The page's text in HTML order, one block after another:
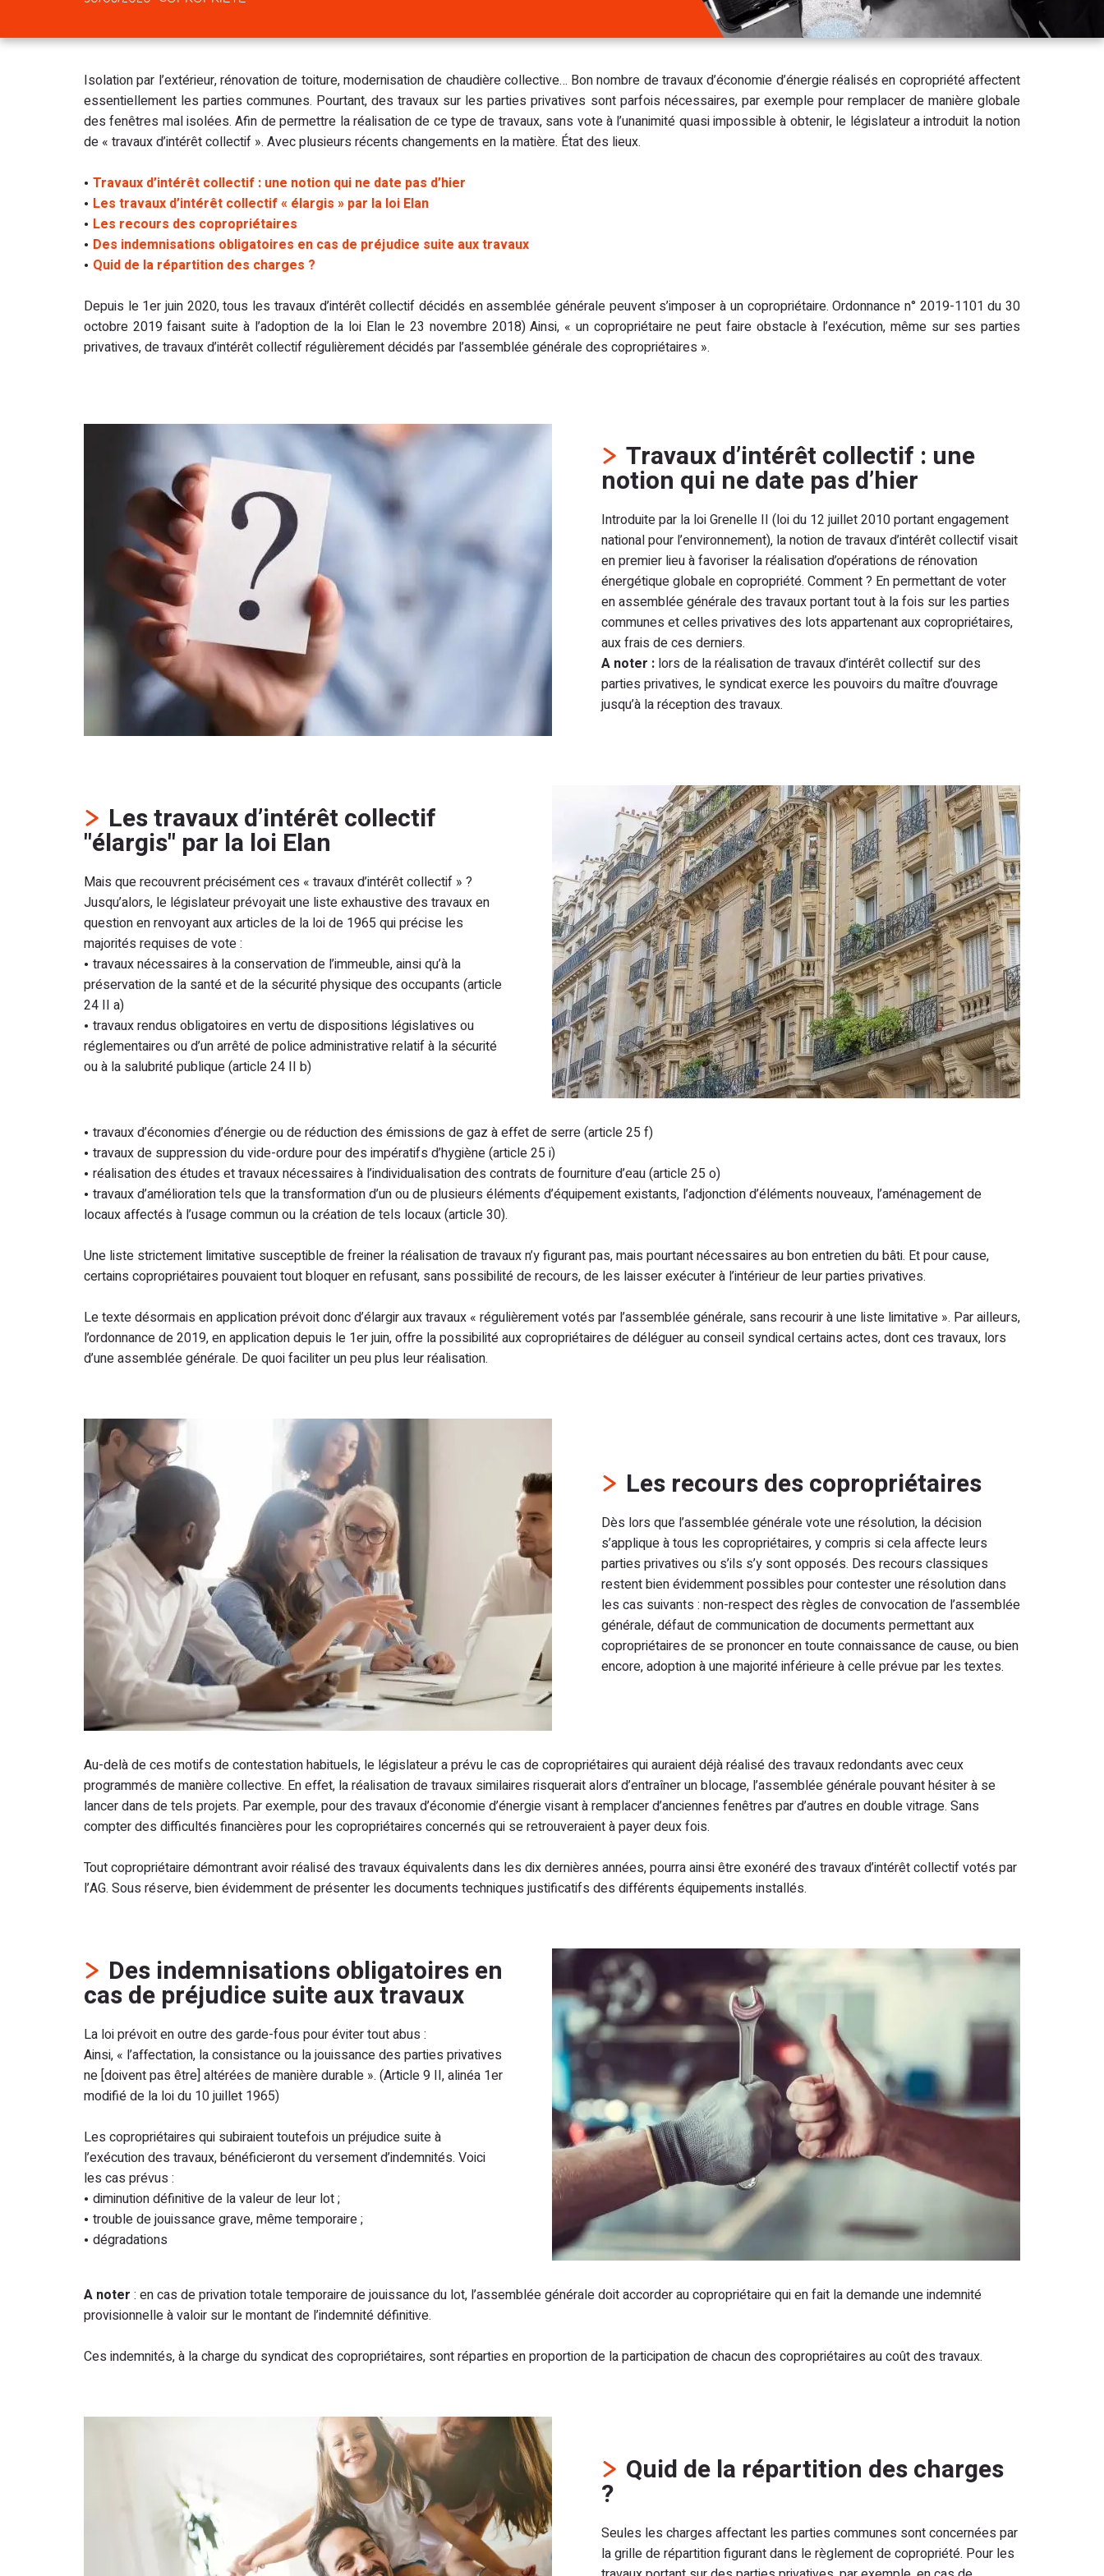
Isolation par l’extérieur, rénovation de toiture, modernisation de chaudière collective… Bon nombre de travaux d’économie d’énergie réalisés en copropriété affectent
essentiellement les parties communes. Pourtant, des travaux sur les parties privatives sont parfois nécessaires, par exemple pour remplacer de manière globale
des fenêtres mal isolées. Afin de permettre la réalisation de ce type de travaux, sans vote à l’unanimité quasi impossible à obtenir, le législateur a introduit la notion
de « travaux d’intérêt collectif ». Avec plusieurs récents changements en la matière. État des lieux.
Travaux d’intérêt collectif : une notion qui ne date pas d’hier
Les travaux d’intérêt collectif « élargis » par la loi Elan
Les recours des copropriétaires
Des indemnisations obligatoires en cas de préjudice suite aux travaux
Quid de la répartition des charges ?
Depuis le 1er juin 2020, tous les travaux d’intérêt collectif décidés en assemblée générale peuvent s’imposer à un copropriétaire. Ordonnance n° 2019-1101 du 30
octobre 2019 faisant suite à l’adoption de la loi Elan le 23 novembre 2018) Ainsi, « un copropriétaire ne peut faire obstacle à l’exécution, même sur ses parties
privatives, de travaux d’intérêt collectif régulièrement décidés par l’assemblée générale des copropriétaires ».
Travaux d’intérêt collectif : une
notion qui ne date pas d’hier
Introduite par la loi Grenelle II (loi du 12 juillet 2010 portant engagement
national pour l’environnement), la notion de travaux d’intérêt collectif visait
en premier lieu à favoriser la réalisation d’opérations de rénovation
énergétique globale en copropriété. Comment ? En permettant de voter
en assemblée générale des travaux portant tout à la fois sur les parties
communes et celles privatives des lots appartenant aux copropriétaires,
aux frais de ces derniers.
A noter : lors de la réalisation de travaux d’intérêt collectif sur des
parties privatives, le syndicat exerce les pouvoirs du maître d’ouvrage
jusqu’à la réception des travaux.
Les travaux d’intérêt collectif
"élargis" par la loi Elan
Mais que recouvrent précisément ces « travaux d’intérêt collectif » ?
Jusqu’alors, le législateur prévoyait une liste exhaustive des travaux en
question en renvoyant aux articles de la loi de 1965 qui précise les
majorités requises de vote :
travaux nécessaires à la conservation de l’immeuble, ainsi qu’à la
préservation de la santé et de la sécurité physique des occupants (article
24 II a)
travaux rendus obligatoires en vertu de dispositions législatives ou
réglementaires ou d’un arrêté de police administrative relatif à la sécurité
ou à la salubrité publique (article 24 II b)
travaux d’économies d’énergie ou de réduction des émissions de gaz à effet de serre (article 25 f)
travaux de suppression du vide-ordure pour des impératifs d’hygiène (article 25 i)
réalisation des études et travaux nécessaires à l’individualisation des contrats de fourniture d’eau (article 25 o)
travaux d’amélioration tels que la transformation d’un ou de plusieurs éléments d’équipement existants, l’adjonction d’éléments nouveaux, l’aménagement de
locaux affectés à l’usage commun ou la création de tels locaux (article 30).
Une liste strictement limitative susceptible de freiner la réalisation de travaux n’y figurant pas, mais pourtant nécessaires au bon entretien du bâti. Et pour cause,
certains copropriétaires pouvaient tout bloquer en refusant, sans possibilité de recours, de les laisser exécuter à l’intérieur de leur parties privatives.
Le texte désormais en application prévoit donc d’élargir aux travaux « régulièrement votés par l’assemblée générale, sans recourir à une liste limitative ». Par ailleurs,
l’ordonnance de 2019, en application depuis le 1er juin, offre la possibilité aux copropriétaires de déléguer au conseil syndical certains actes, dont ces travaux, lors
d’une assemblée générale. De quoi faciliter un peu plus leur réalisation.
Les recours des copropriétaires
Dès lors que l’assemblée générale vote une résolution, la décision
s’applique à tous les copropriétaires, y compris si cela affecte leurs
parties privatives ou s’ils s’y sont opposés. Des recours classiques
restent bien évidemment possibles pour contester une résolution dans
les cas suivants : non-respect des règles de convocation de l’assemblée
générale, défaut de communication de documents permettant aux
copropriétaires de se prononcer en toute connaissance de cause, ou bien
encore, adoption à une majorité inférieure à celle prévue par les textes.
Au-delà de ces motifs de contestation habituels, le législateur a prévu le cas de copropriétaires qui auraient déjà réalisé des travaux redondants avec ceux
programmés de manière collective. En effet, la réalisation de travaux similaires risquerait alors d’entraîner un blocage, l’assemblée générale pouvant hésiter à se
lancer dans de tels projets. Par exemple, pour des travaux d’économie d’énergie visant à remplacer d’anciennes fenêtres par d’autres en double vitrage. Sans
compter des difficultés financières pour les copropriétaires concernés qui se retrouveraient à payer deux fois.
Tout copropriétaire démontrant avoir réalisé des travaux équivalents dans les dix dernières années, pourra ainsi être exonéré des travaux d’intérêt collectif votés par
l’AG. Sous réserve, bien évidemment de présenter les documents techniques justificatifs des différents équipements installés.
Des indemnisations obligatoires en
cas de préjudice suite aux travaux
La loi prévoit en outre des garde-fous pour éviter tout abus :
Ainsi, « l’affectation, la consistance ou la jouissance des parties privatives
ne [doivent pas être] altérées de manière durable ». (Article 9 II, alinéa 1er
modifié de la loi du 10 juillet 1965)
Les copropriétaires qui subiraient toutefois un préjudice suite à
l’exécution des travaux, bénéficieront du versement d’indemnités. Voici
les cas prévus :
diminution définitive de la valeur de leur lot ;
trouble de jouissance grave, même temporaire ;
dégradations
A noter : en cas de privation totale temporaire de jouissance du lot, l’assemblée générale doit accorder au copropriétaire qui en fait la demande une indemnité
provisionnelle à valoir sur le montant de l’indemnité définitive.
Ces indemnités, à la charge du syndicat des copropriétaires, sont réparties en proportion de la participation de chacun des copropriétaires au coût des travaux.
Quid de la répartition des charges
?
Seules les charges affectant les parties communes sont concernées par
la grille de répartition figurant dans le règlement de copropriété. Pour les